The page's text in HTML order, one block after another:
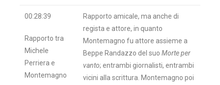
00:28:39
Rapporto tra
Michele
Perriera e
Montemagno
Rapporto amicale, ma anche di
regista e attore, in quanto
Montemagno fu attore assieme a
Beppe Randazzo del suo Morte per
vanto; entrambi giornalisti, entrambi
vicini alla scrittura. Montemagno poi